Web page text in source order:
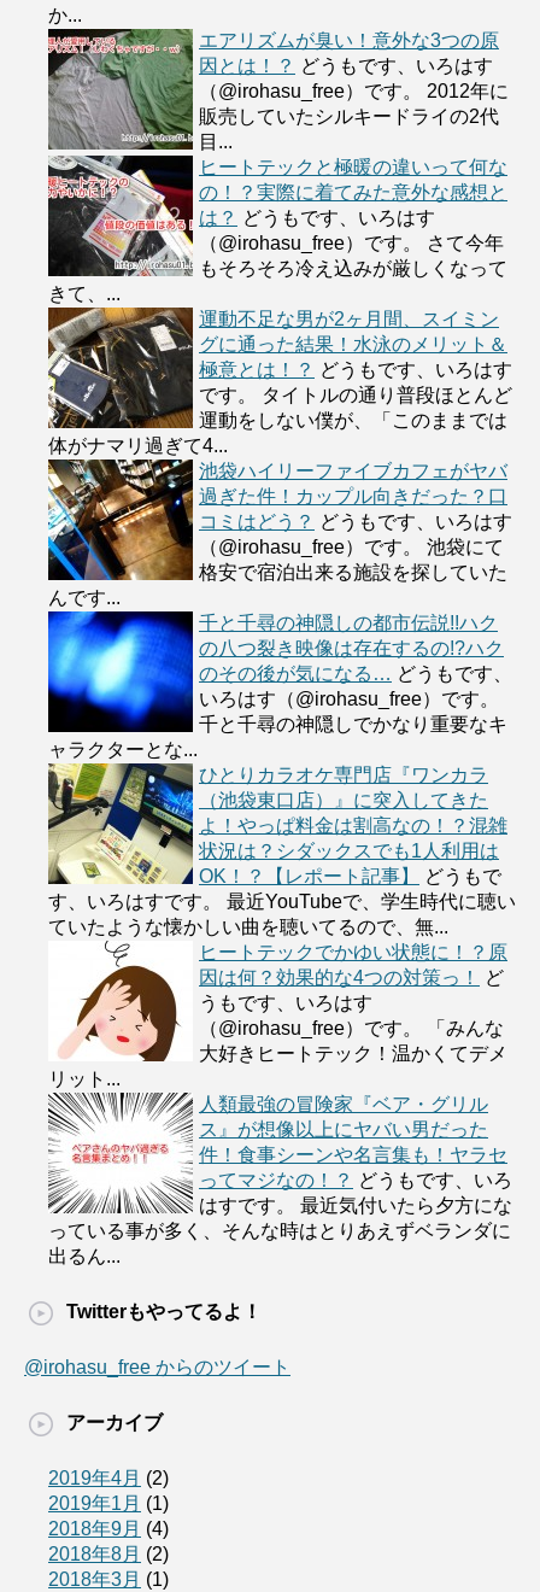
か...
エアリズムが臭い！意外な3つの原
因とは！？ どうもです、いろはす
（@irohasu_free）です。 2012年に
販売していたシルキードライの2代
目...
ヒートテックと極暖の違いって何な
の！？実際に着てみた意外な感想と
は？ どうもです、いろはす
（@irohasu_free）です。 さて今年
もそろそろ冷え込みが厳しくなって
きて、...
運動不足な男が2ヶ月間、スイミン
グに通った結果！水泳のメリット＆
極意とは！？ どうもです、いろはす
です。 タイトルの通り普段ほとんど
運動をしない僕が、「このままでは
体がナマリ過ぎて4...
池袋ハイリーファイブカフェがヤバ
過ぎた件！カップル向きだった？口
コミはどう？ どうもです、いろはす
（@irohasu_free）です。 池袋にて
格安で宿泊出来る施設を探していた
んです...
千と千尋の神隠しの都市伝説!!ハク
の八つ裂き映像は存在するの!?ハク
のその後が気になる… どうもです、
いろはす（@irohasu_free）です。
千と千尋の神隠しでかなり重要なキ
ャラクターとな...
ひとりカラオケ専門店『ワンカラ
（池袋東口店）』に突入してきた
よ！やっぱ料金は割高なの！？混雑
状況は？シダックスでも1人利用は
OK！？【レポート記事】
どうもで
す、いろはすです。 最近YouTubeで、学生時代に聴い
ていたような懐かしい曲を聴いてるので、無...
ヒートテックでかゆい状態に！？原
因は何？効果的な4つの対策っ！
ど
うもです、いろはす
（@irohasu_free）です。 「みんな
大好きヒートテック！温かくてデメ
リット...
人類最強の冒険家『ベア・グリル
ス』が想像以上にヤバい男だった
件！食事シーンや名言集も！ヤラセ
ってマジなの！？ どうもです、いろ
はすです。 最近気付いたら夕方にな
っている事が多く、そんな時はとりあえずベランダに
出るん...
Twitterもやってるよ！
@irohasu_free からのツイート
アーカイブ
2019年4月 (2)
2019年1月 (1)
2018年9月 (4)
2018年8月 (2)
2018年3月 (1)